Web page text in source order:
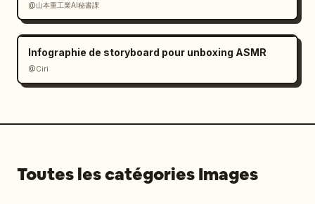
@山本重工業AI秘書課
Infographie de storyboard pour unboxing ASMR
@Ciri
Toutes les catégories Images